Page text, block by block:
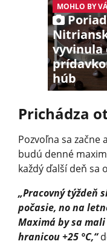
MOHLO BY
vyvinula
húb
Prichádza
Pozvoľna sa
budú denné
každý ďalší deň sa
„Pracovný týždeň
počasie, no na
Maximá by sa
hranicou +25 °C,“